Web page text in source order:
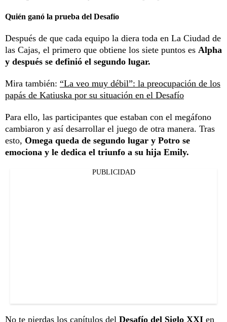
Quién ganó la prueba del Desafío
Después de que cada equipo la diera toda en La Ciudad de
las Cajas, el primero que obtiene los siete puntos es Alpha
y después se definió el segundo lugar.
Mira también: “La veo muy débil”: la preocupación de los
papás de Katiuska por su situación en el Desafío
Para ello, las participantes que estaban con el megáfono
cambiaron y así desarrollar el juego de otra manera. Tras
esto, Omega queda de segundo lugar y Potro se
emociona y le dedica el triunfo a su hija Emily.
PUBLICIDAD
No te pierdas los capítulos del Desafío del Siglo XXI en